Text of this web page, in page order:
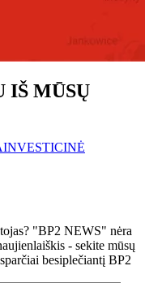
IŠ MŪSŲ
INVESTICINĖ
"BP2 NEWS" nėra
- sekite mūsų
besiplečiantį BP2